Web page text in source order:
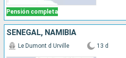
Pensión completa
SENEGAL, NAMIBIA
Le Dumont d Urville 13 d